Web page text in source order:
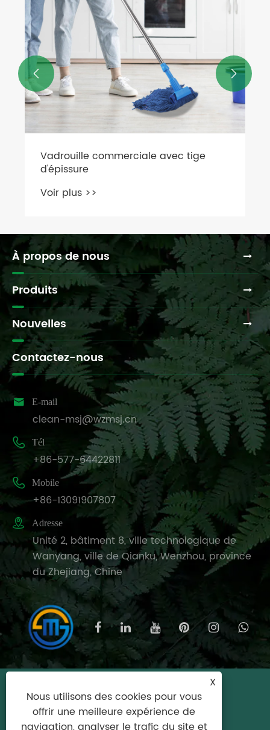
 
À propos de nous
Produits
Nouvelles
Contactez-nous
 E-mail
clean-msj@wzmsj.cn
 Tél
+86-577-64422811
 Mobile
+86-13091907807
 Adresse
Unité 2, bâtiment 8, ville technologique de
Wanyang, ville de Qianku, Wenzhou, province
du Zhejiang, Chine
Copyright © 2025 Wenzhou Meishijie
Household Products Co., Ltd. Tous droits
réservés.
X
Nous utilisons des cookies pour vous
offrir une meilleure expérience de